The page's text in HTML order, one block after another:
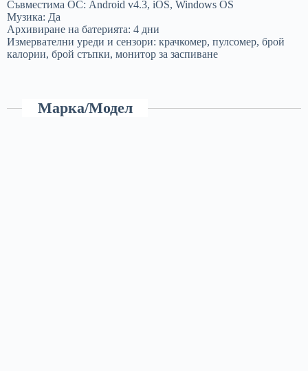
Съвместима ОС: Android v4.3, iOS, Windows OS
Музика: Да
Архивиране на батерията: 4 дни
Измервателни уреди и сензори: крачкомер, пулсомер, брой
калории, брой стъпки, монитор за заспиване
Марка/Модел